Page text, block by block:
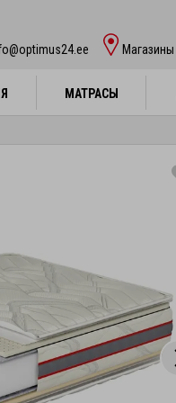
Магазины
МАТРАСЫ
МАТРАСЫ